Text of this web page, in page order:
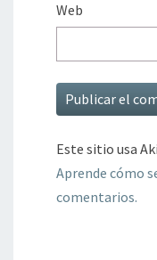
Web
Este sitio usa
Aprende cómo
comentarios.